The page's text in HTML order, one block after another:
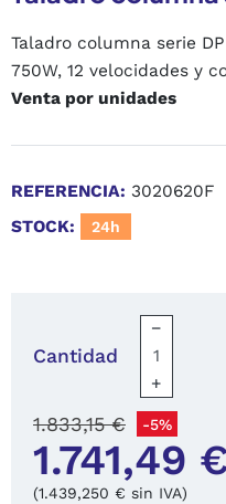
Taladro columna serie
750W, 12 velocidades y
Venta por unidades
REFERENCIA: 3020620F
STOCK:
24h
Cantidad
−
+
1.741,49
1.833,15 € -5%
(1.439,250 € sin IVA)